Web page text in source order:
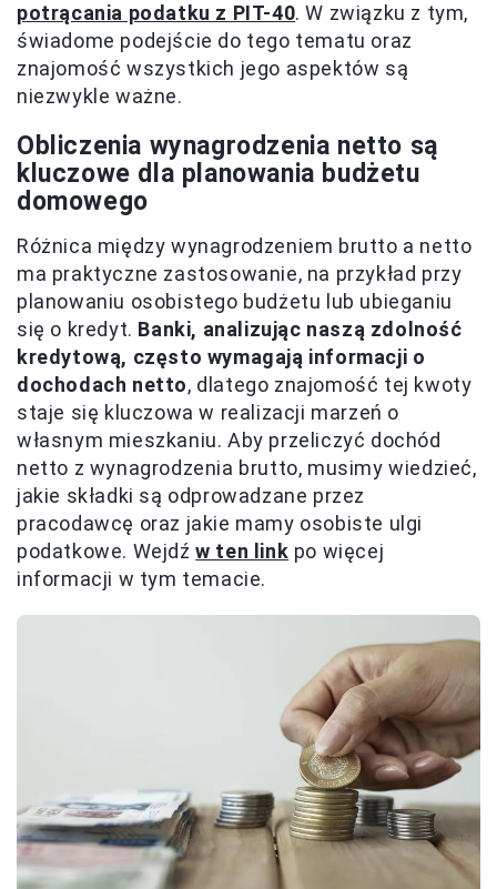
potrącania podatku z PIT-40. W związku z tym,
świadome podejście do tego tematu oraz
znajomość wszystkich jego aspektów są
niezwykle ważne.
Obliczenia wynagrodzenia netto są
kluczowe dla planowania budżetu
domowego
Różnica między wynagrodzeniem brutto a netto
ma praktyczne zastosowanie, na przykład przy
planowaniu osobistego budżetu lub ubieganiu
się o kredyt. Banki, analizując naszą zdolność
kredytową, często wymagają informacji o
dochodach netto, dlatego znajomość tej kwoty
staje się kluczowa w realizacji marzeń o
własnym mieszkaniu. Aby przeliczyć dochód
netto z wynagrodzenia brutto, musimy wiedzieć,
jakie składki są odprowadzane przez
pracodawcę oraz jakie mamy osobiste ulgi
podatkowe. Wejdźw ten link po więcej
informacji w tym temacie.